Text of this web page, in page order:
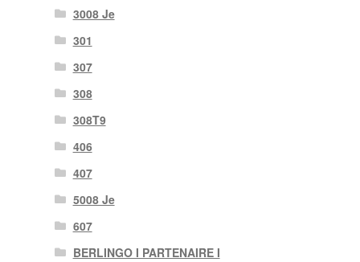
3008 Je
301
307
308
308T9
406
407
5008 Je
607
BERLINGO I PARTENAIRE I